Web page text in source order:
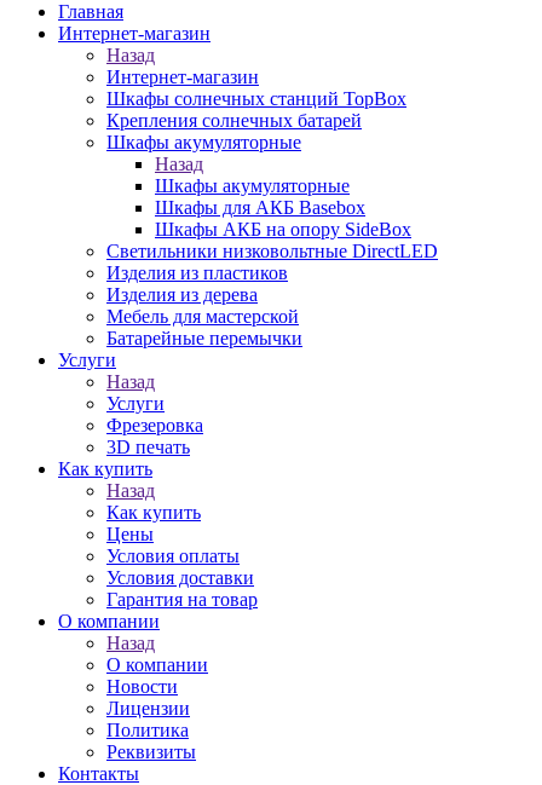
Главная
Интернет-магазин
Назад
Интернет-магазин
Шкафы солнечных станций TopBox
Крепления солнечных батарей
Шкафы акумуляторные
Назад
Шкафы акумуляторные
Шкафы для АКБ Basebox
Шкафы АКБ на опору SideBox
Светильники низковольтные DirectLED
Изделия из пластиков
Изделия из дерева
Мебель для мастерской
Батарейные перемычки
Услуги
Назад
Услуги
Фрезеровка
3D печать
Как купить
Назад
Как купить
Цены
Условия оплаты
Условия доставки
Гарантия на товар
О компании
Назад
О компании
Новости
Лицензии
Политика
Реквизиты
Контакты